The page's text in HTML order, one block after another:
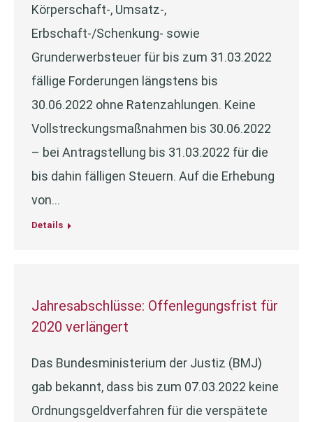
Körperschaft-, Umsatz-,
Erbschaft-/Schenkung- sowie
Grunderwerbsteuer für bis zum 31.03.2022
fällige Forderungen längstens bis
30.06.2022 ohne Ratenzahlungen. Keine
Vollstreckungsmaßnahmen bis 30.06.2022
– bei Antragstellung bis 31.03.2022 für die
bis dahin fälligen Steuern. Auf die Erhebung
von…
Details
Jahresabschlüsse: Offenlegungsfrist für
2020 verlängert
Das Bundesministerium der Justiz (BMJ)
gab bekannt, dass bis zum 07.03.2022 keine
Ordnungsgeldverfahren für die verspätete